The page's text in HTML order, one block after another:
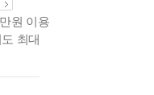
원 이용
최대